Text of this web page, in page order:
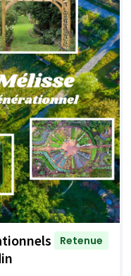
Retenue